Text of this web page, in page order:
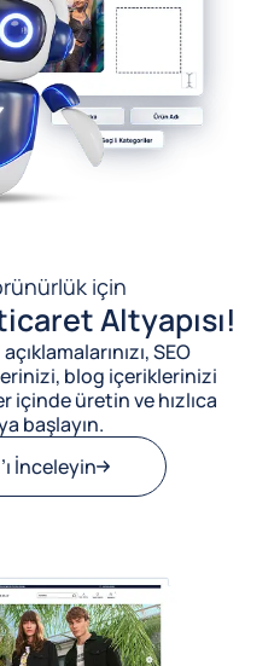
için
Altyapısı!
SEO
blog içeriklerinizi
içinde üretin ve hızlıca
başlayın.
İnceleyin